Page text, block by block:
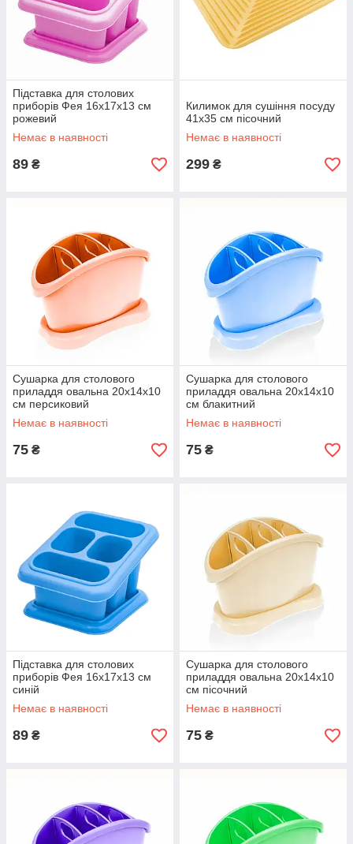
Підставка для столових
приборів Фея 16х17х13 см
рожевий
Немає в наявності
89 ₴
Килимок для сушіння посуду
41х35 см пісочний
Немає в наявності
299 ₴
Сушарка для столового
приладдя овальна 20х14х10
см персиковий
Немає в наявності
75 ₴
Сушарка для столового
приладдя овальна 20х14х10
см блакитний
Немає в наявності
75 ₴
Підставка для столових
приборів Фея 16х17х13 см
синій
Немає в наявності
89 ₴
Сушарка для столового
приладдя овальна 20х14х10
см пісочний
Немає в наявності
75 ₴